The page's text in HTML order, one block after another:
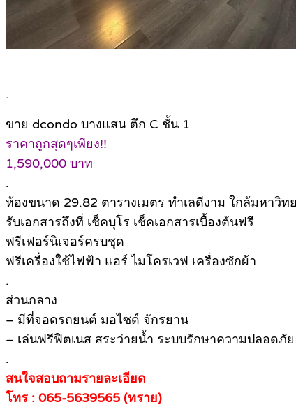
.
ขาย dcondo บางแสน ตึก C ชั้น 1
ราคาถูกสุดๆเพียง!!
1,590,000 บาท
.
ห้องขนาด 29.82 ตารางเมตร ทำเลดีงาม ใกล้มหาวิ
รับเอกสารถึงที่ เช็คบุโร เช็คเอกสารเบื้องต้นฟรี
ฟรีเฟอร์นิเจอร์ครบชุด
ฟรีเครื่องใช้ไฟฟ้า แอร์ ไมโครเวฟ เครื่องซักผ้า
.
ส่วนกลาง
– มีที่จอดรถยนต์ มอไซด์ จักรยาน
– เล่นฟรีฟิตเนส สระว่ายน้ำ ระบบรักษาความปลอดภั
.
สนใจสอบถามรายละเอียด
โทร : 065-5639565 (ทราย)